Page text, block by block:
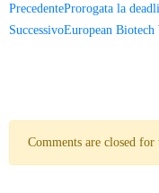
PrecedenteProrogata la
SuccessivoEuropean Biotech
Comments are closed